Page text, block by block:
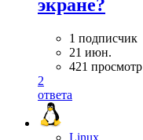
экране?
1 подписчик
21 июн.
421 просмотр
2
ответа
Linux